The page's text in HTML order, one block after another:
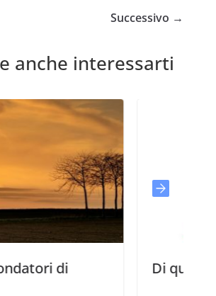
Successivo →
anche interessarti
di
Di quali cose